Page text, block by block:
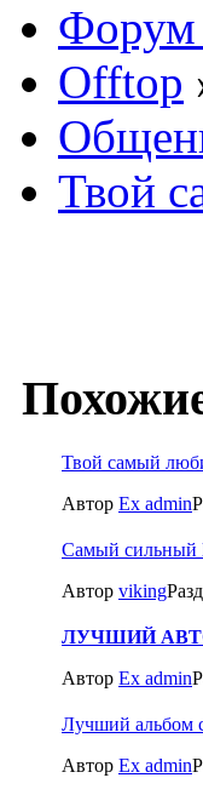
Форум
Offtop
Твой
Твой самый
Автор Ex admin
Самый сильный
Автор viking
ЛУЧШИЙ
Автор Ex admin
Лучший альбом
Автор Ex admin